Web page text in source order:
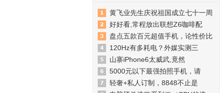
黄飞业先生庆祝祖国成立七十一周
好好看,常程放出联想Z6咖啡配
盘点五款百元超值手机，论性价比
120Hz有多耗电？外媒实测三
山寨iPhone6太威武,竟然
5000元以下最强拍照手机，请
轻奢+私人订制，8848不止是